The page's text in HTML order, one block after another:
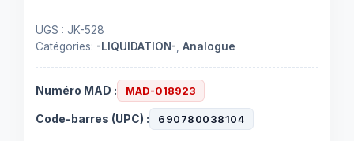
UGS : JK-528
Catégories: -LIQUIDATION- Analogue
Numéro MAD : MAD-018923
Code-barres (UPC) : 690780038104